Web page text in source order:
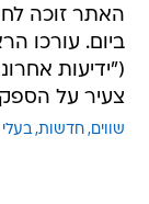
האתר זוכה
ביום. עורכו
("ידיעות
צעיר על
שווים חדשות בעלי